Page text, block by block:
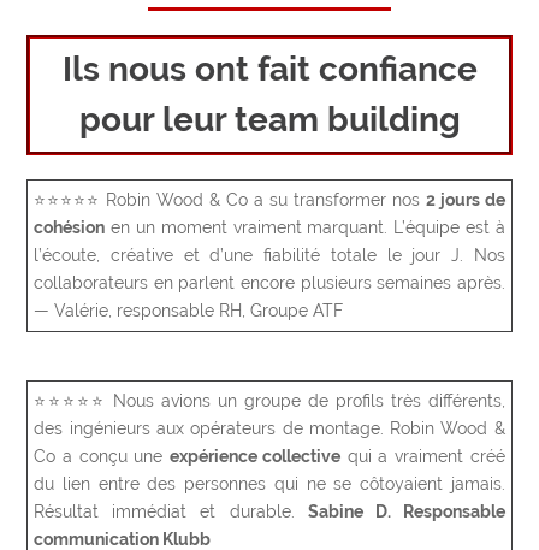
Ils nous ont fait confiance
pour leur team building
⭐⭐⭐⭐⭐ Robin Wood & Co a su transformer nos 2 jours de
cohésion en un moment vraiment marquant. L’équipe est à
l’écoute, créative et d’une fiabilité totale le jour J. Nos
collaborateurs en parlent encore plusieurs semaines après.
— Valérie, responsable RH, Groupe ATF
⭐⭐⭐⭐⭐
Nous avions un groupe de profils très différents,
des ingénieurs aux opérateurs de montage. Robin Wood &
Co a conçu une expérience collective qui a vraiment créé
du lien entre des personnes qui ne se côtoyaient jamais.
Résultat immédiat et durable. Sabine D. Responsable
communication Klubb